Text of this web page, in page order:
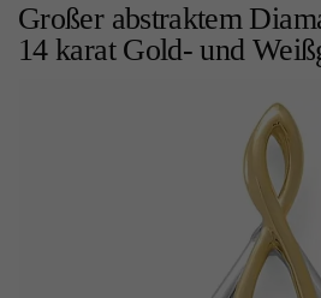
Großer abstraktem
14 karat Gold- und